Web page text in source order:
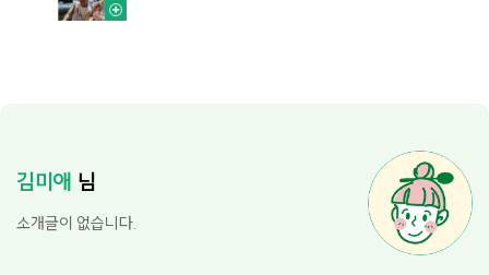
김미애 님
소개글이 없습니다.